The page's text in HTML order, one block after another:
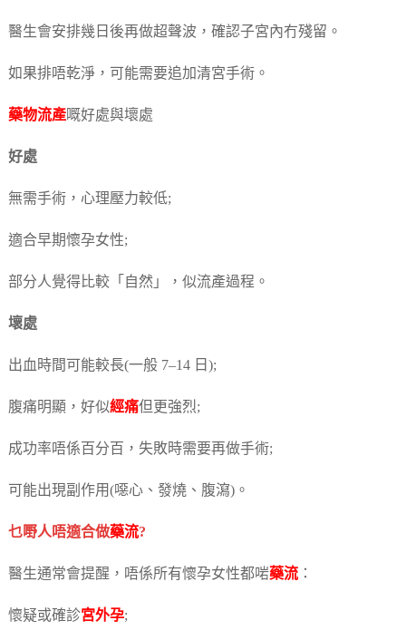
醫生會安排幾日後再做超聲波，確認子宮內冇殘留。
如果排唔乾淨，可能需要追加清宮手術。
藥物流產嘅好處與壞處
好處
無需手術，心理壓力較低;
適合早期懷孕女性;
部分人覺得比較「自然」，似流產過程。
壞處
出血時間可能較長(一般 7–14 日);
腹痛明顯，好似經痛但更強烈;
成功率唔係百分百，失敗時需要再做手術;
可能出現副作用(噁心、發燒、腹瀉)。
乜嘢人唔適合做藥流?
醫生通常會提醒，唔係所有懷孕女性都啱藥流：
懷疑或確診宮外孕;